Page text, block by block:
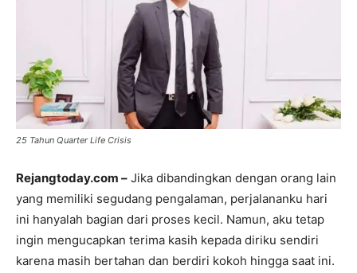
25 Tahun Quarter Life Crisis
Rejangtoday.com – Jika dibandingkan dengan orang lain
yang memiliki segudang pengalaman, perjalananku hari
ini hanyalah bagian dari proses kecil. Namun, aku tetap
ingin mengucapkan terima kasih kepada diriku sendiri
karena masih bertahan dan berdiri kokoh hingga saat ini.